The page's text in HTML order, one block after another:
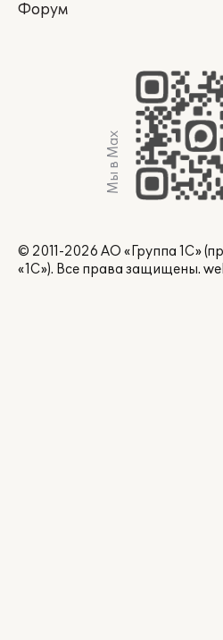
Форум
Мы в Max
© 2011-2026 АО «Группа 1С»
«1С»). Все права защищены.